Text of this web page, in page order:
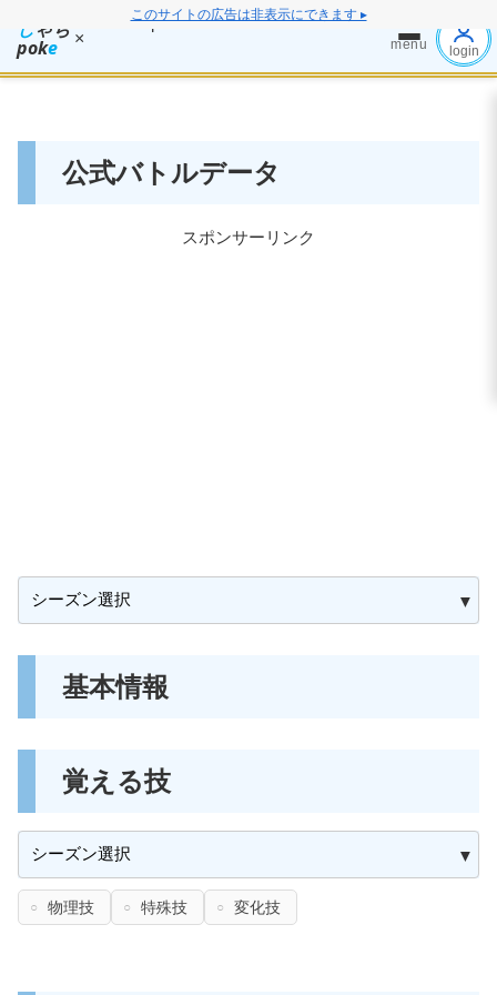
このサイトの広告は非表示にできます ▸
しゃち
poke × menu login
公式バトルデータ
スポンサーリンク
基本情報
覚える技
物理技 特殊技 変化技